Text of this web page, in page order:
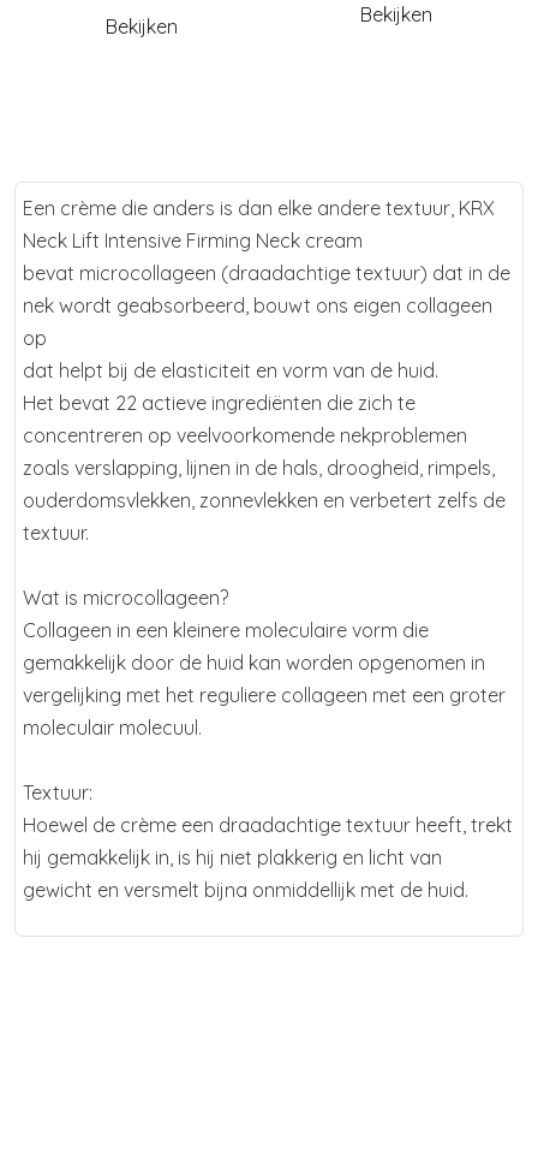
Bekijken
Bekijken
Een crème die anders is dan elke andere textuur, KRX
Neck Lift Intensive Firming Neck cream
bevat microcollageen (draadachtige textuur) dat in de
nek wordt geabsorbeerd, bouwt ons eigen collageen
op
dat helpt bij de elasticiteit en vorm van de huid.
Het bevat 22 actieve ingrediënten die zich te
concentreren op veelvoorkomende nekproblemen
zoals verslapping, lijnen in de hals, droogheid, rimpels,
ouderdomsvlekken, zonnevlekken en verbetert zelfs de
textuur.
Wat is microcollageen?
Collageen in een kleinere moleculaire vorm die
gemakkelijk door de huid kan worden opgenomen in
vergelijking met het reguliere collageen met een groter
moleculair molecuul.
Textuur:
Hoewel de crème een draadachtige textuur heeft, trekt
hij gemakkelijk in, is hij niet plakkerig en licht van
gewicht en versmelt bijna onmiddellijk met de huid.